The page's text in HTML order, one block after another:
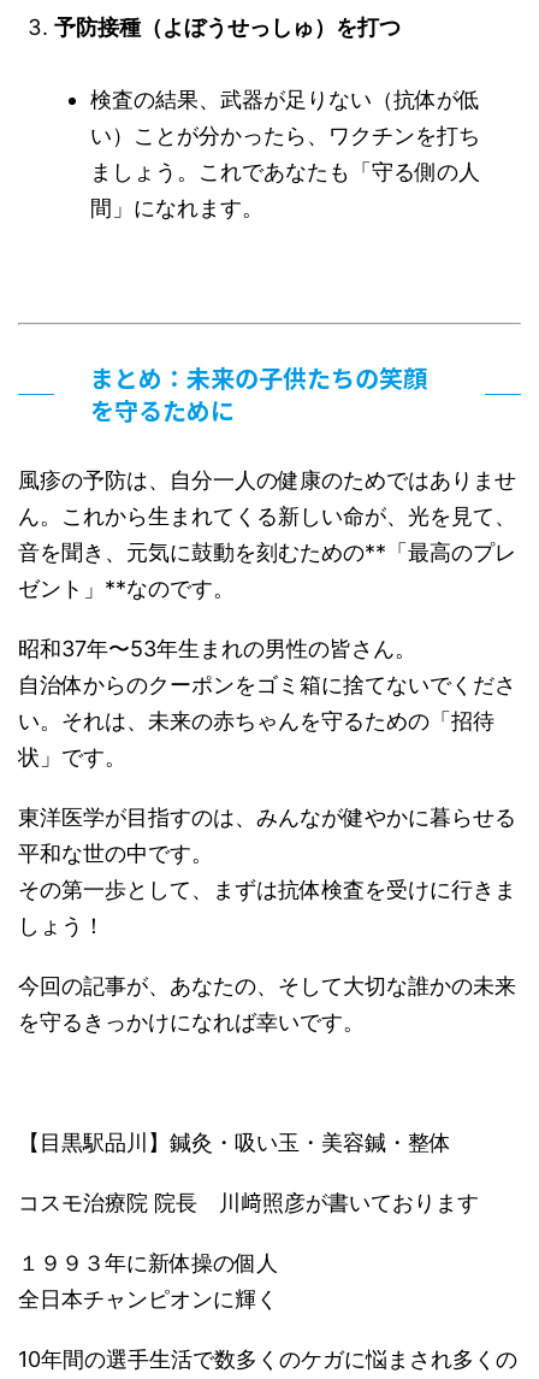
予防接種（よぼうせっしゅ）を打つ
検査の結果、武器が足りない（抗体が低
い）ことが分かったら、ワクチンを打ち
ましょう。これであなたも「守る側の人
間」になれます。
まとめ：未来の子供たちの笑顔
を守るために
風疹の予防は、自分一人の健康のためではありませ
ん。これから生まれてくる新しい命が、光を見て、
音を聞き、元気に鼓動を刻むための**「最高のプレ
ゼント」**なのです。
昭和37年〜53年生まれの男性の皆さん。
自治体からのクーポンをゴミ箱に捨てないでくださ
い。それは、未来の赤ちゃんを守るための「招待
状」です。
東洋医学が目指すのは、みんなが健やかに暮らせる
平和な世の中です。
その第一歩として、まずは抗体検査を受けに行きま
しょう！
今回の記事が、あなたの、そして大切な誰かの未来
を守るきっかけになれば幸いです。
【目黒駅品川】鍼灸・吸い玉・美容鍼・整体
コスモ治療院 院長 川﨑照彦が書いております
１９９３年に新体操の個人
全日本チャンピオンに輝く
10年間の選手生活で数多くのケガに悩まされ多くの